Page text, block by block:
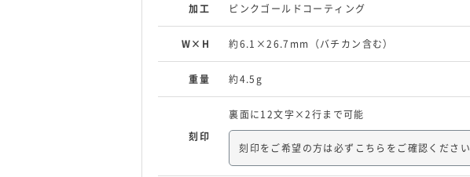
加工 ピンクゴールドコーティング
W×H 約6.1×26.7mm（バチカン含む）
重量 約4.5g
刻印
裏面に12文字×2行まで可能
刻印をご希望の方は必ずこちらをご確認ください